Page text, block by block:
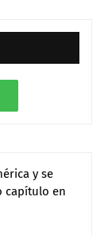
y se
capítulo en